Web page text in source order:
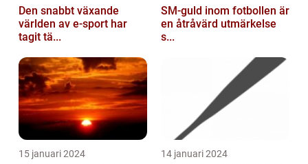
Den snabbt växande
världen av e-sport har
tagit tä...
SM-guld inom fotbollen är
en åtråvärd utmärkelse
s...
15 januari 2024 14 januari 2024